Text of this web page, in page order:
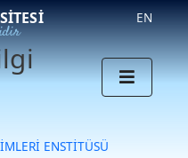
EN
ENSTİTÜSÜ